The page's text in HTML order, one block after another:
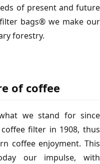
of present and future
bags® we make our
forestry.
of coffee
we stand for since
filter in 1908, thus
coffee enjoyment. This
our impulse, with